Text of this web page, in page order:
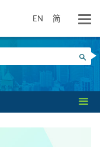
EN 简
搜尋